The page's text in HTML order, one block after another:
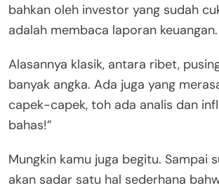
bahkan oleh investor yang sudah
adalah membaca laporan keuangan.
Alasannya klasik, antara ribet,
banyak angka. Ada juga yang
capek-capek, toh ada analis dan
bahas!”
Mungkin kamu juga begitu. Sampai
akan sadar satu hal sederhana